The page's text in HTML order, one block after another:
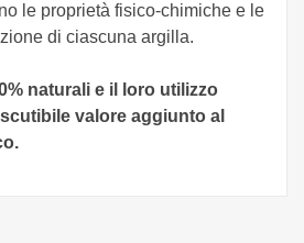
le proprietà fisico-chimiche e le
di ciascuna argilla.
naturali e il loro utilizzo
valore aggiunto al